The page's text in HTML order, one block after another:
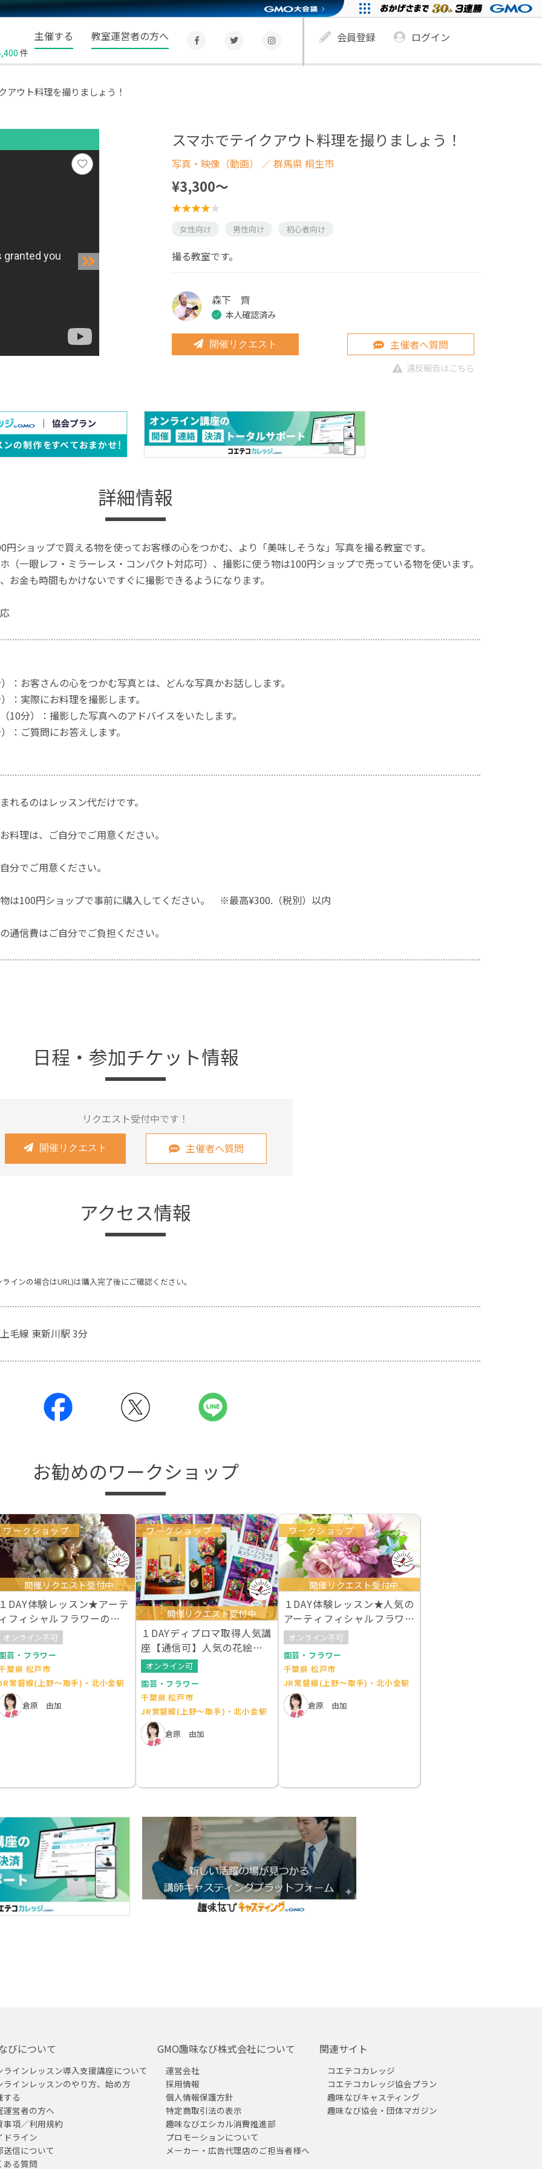
件
主催する 教室運営者の方へ 会員登録 ログイン
アウト料理を撮りましょう！
スマホでテイクアウト料理を撮りましょう！
写真・映像（動画） ／ 群馬県 桐生市
¥3,300〜
女性向け 男性向け 初心者向け
撮る教室です。
森下 齊
本人確認済み
開催リクエスト 主催者へ質問
違反報告はこちら
詳細情報
ショップで買える物を使ってお客様の心をつかむ、より「美味しそうな」写真を撮る教室です。
（一眼レフ・ミラーレス・コンパクト対応可）、撮影に使う物は100円ショップで売っている物を使います。
お金も時間もかけないですぐに撮影できるようになります。
：お客さんの心をつかむ写真とは、どんな写真かお話しします。
：実際にお料理を撮影します。
10分）：撮影した写真へのアドバイスをいたします。
：ご質問にお答えします。
れるのはレッスン代だけです。
料理は、ご自分でご用意ください。
分でご用意ください。
は100円ショップで事前に購入してください。 ※最高¥300.（税別）以内
通信費はご自分でご負担ください。
日程・参加チケット情報
リクエスト受付中です！
開催リクエスト 主催者へ質問
アクセス情報
インの場合はURL)は購入完了後にご確認ください。
毛線 東新川駅 3分
お勧めのワークショップ
ワークショップ
開催リクエスト受付中
DAY体験レッスン★アーテ
フィシャルフラワーの全
リース
オンライン不可
芸・フラワー
葉県 松戸市
常磐線(上野～取手)・北小金駅
倉原 由加
ワークショップ
開催リクエスト受付中
１DAYディプロマ取得人気講
座【通信可】人気の花絵額2
作品レッスン
オンライン可
園芸・フラワー
千葉県 松戸市
JR常磐線(上野～取手)・北小金駅
倉原 由加
ワークショップ
開催リクエスト受付中
１DAY体験レッスン★人気の
アーティフィシャルフラワ
ーアレンジ
オンライン不可
園芸・フラワー
千葉県 松戸市
JR常磐線(上野～取手)・北小金駅
倉原 由加
びについて
ラインレッスン導入支援講座について
ラインレッスンのやり方、始め方
する
運営者の方へ
事項／利用規約
ドライン
送信について
ある質問
GMO趣味なび株式会社について
運営会社
採用情報
個人情報保護方針
特定商取引法の表示
趣味なびエシカル消費推進部
プロモーションについて
メーカー・広告代理店のご担当者様へ
関連サイト
コエテコカレッジ
コエテコカレッジ協会プラン
趣味なびキャスティング
趣味なび協会・団体マガジン